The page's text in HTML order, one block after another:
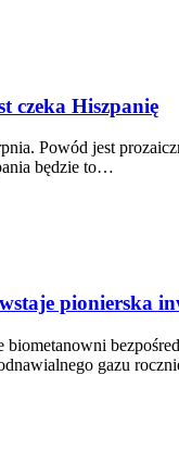
czeka Hiszpanię
Powód jest
będzie to…
pionierska
gazu